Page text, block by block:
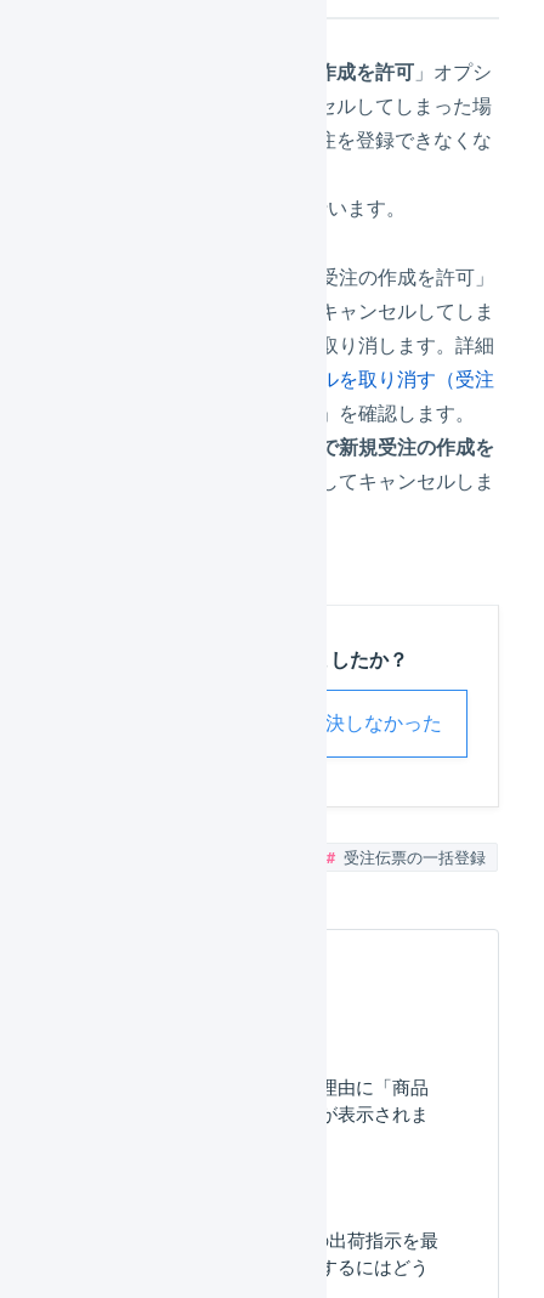
同じ受注コードで新規受注の作成を許可」オプシ
ョンを選択せずに受注をキャンセルしてしまった場
合、同じ受注コードで新たに受注を登録できなくな
この場合、1件ずつ次の処理を行います。
「同じ受注コードで新規受注の作成を許可」
オプションを選択せずにキャンセルしてしま
った受注のキャンセルを取り消します。詳細
受注伝票のキャンセルを取り消す（受注
」を確認します。
同じ受注コードで新規受注の作成を
」オプションを選択してキャンセルしま
この記事は役に立ちましたか？
解決しなかった
受注伝票の一括登録
受注伝票の確認待ちの理由に「商品
マスタがありません」が表示されま
販売単価が0円の商品の出荷指示を最
小限の項目で一括登録するにはどう